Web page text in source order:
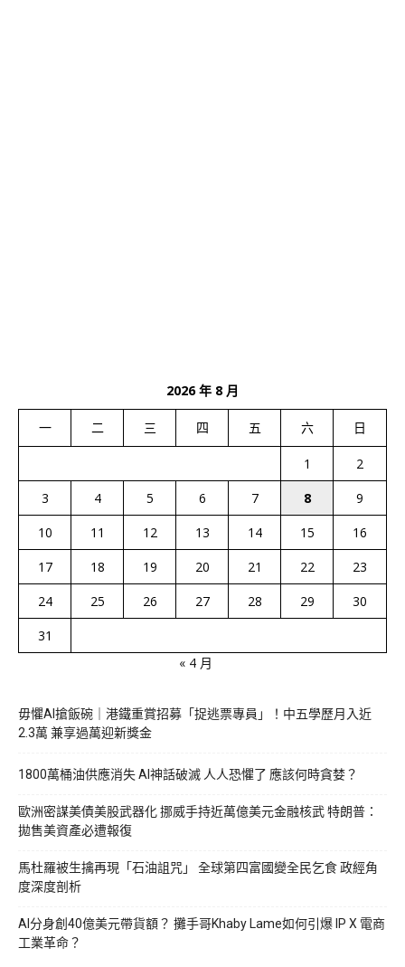
2026 年 8 月
一 二 三 四 五 六 日
1
2
3
4 5 6 7 8
9
10
11 12 13 14 15
16
17
18 19 20 21 22
23
24
25 26 27 28 29
30
31
« 4 月
毋懼AI搶飯碗｜港鐵重賞招募「捉逃票專員」！中五學歷月入近
2.3萬 兼享過萬迎新獎金
1800萬桶油供應消失 AI神話破滅 人人恐懼了 應該何時貪婪？
歐洲密謀美債美股武器化 挪威手持近萬億美元金融核武 特朗普：
拋售美資產必遭報復
馬杜羅被生擒再現「石油詛咒」 全球第四富國變全民乞食 政經角
度深度剖析
AI分身創40億美元帶貨額？ 攤手哥Khaby Lame如何引爆 IP X 電商
工業革命？